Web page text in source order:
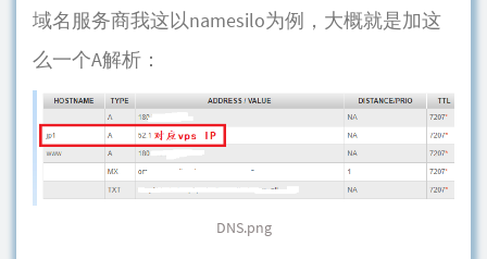
域名服务商我这以namesilo为例，大概就是加这
么一个A解析：
DNS.png